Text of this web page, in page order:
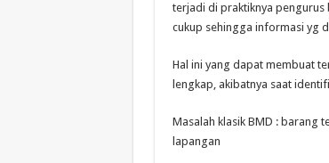
terjadi di praktiknya
cukup sehingga informasi yg
Hal ini yang dapat membuat
lengkap, akibatnya saat
Masalah klasik BMD : barang
lapangan